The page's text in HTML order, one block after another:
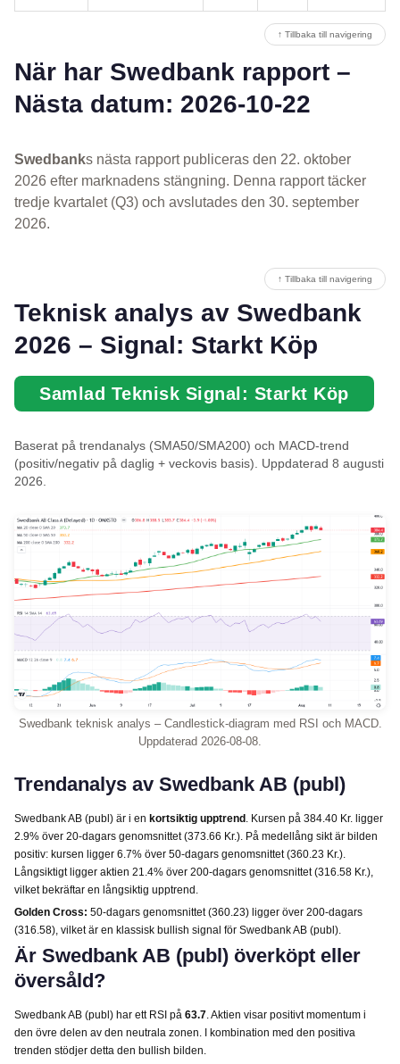
↑ Tillbaka till navigering
När har Swedbank rapport –
Nästa datum: 2026-10-22
Swedbanks nästa rapport publiceras den 22. oktober
2026 efter marknadens stängning. Denna rapport täcker
tredje kvartalet (Q3) och avslutades den 30. september
2026.
↑ Tillbaka till navigering
Teknisk analys av Swedbank
2026 – Signal: Starkt Köp
Samlad Teknisk Signal: Starkt Köp
Baserat på trendanalys (SMA50/SMA200) och MACD-trend
(positiv/negativ på daglig + veckovis basis). Uppdaterad 8 augusti
2026.
Swedbank teknisk analys – Candlestick-diagram med RSI och MACD.
Uppdaterad 2026-08-08.
Trendanalys av Swedbank AB (publ)
Swedbank AB (publ) är i en kortsiktig upptrend . Kursen på 384.40 Kr. ligger
2.9% över 20-dagars genomsnittet (373.66 Kr.). På medellång sikt är bilden
positiv: kursen ligger 6.7% över 50-dagars genomsnittet (360.23 Kr.).
Långsiktigt ligger aktien 21.4% över 200-dagars genomsnittet (316.58 Kr.),
vilket bekräftar en långsiktig upptrend.
Golden Cross: 50-dagars genomsnittet (360.23) ligger över 200-dagars
(316.58), vilket är en klassisk bullish signal för Swedbank AB (publ).
Är Swedbank AB (publ) överköpt eller
översåld?
Swedbank AB (publ) har ett RSI på 63.7. Aktien visar positivt momentum i
den övre delen av den neutrala zonen. I kombination med den positiva
trenden stödjer detta den bullish bilden.